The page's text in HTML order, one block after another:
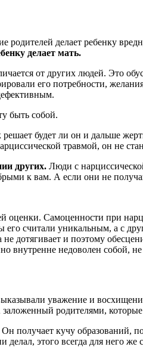
делает ребенку
делает мать.
от других людей. Это
его потребности,
быть собой.
будет ли он и дальше
травмой, он не
других. Люди с
к вам. А если они не
оценки. Самоценности при
считали уникальным, а с
дотягивает и поэтому
внутренне недоволен собой,
уважение и
родителями,
получает кучу образований,
этого всегда для него же